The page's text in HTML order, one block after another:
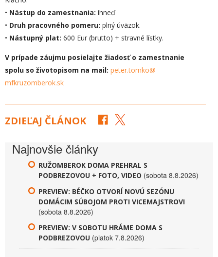
• Nástup do zamestnania: ihneď
• Druh pracovného pomeru: plný úväzok.
• Nástupný plat: 600 Eur (brutto) + stravné lístky.
V prípade záujmu posielajte žiadosť o zamestnanie
spolu so životopisom na mail: peter.tomko@
mfkruzomberok.sk
ZDIEĽAJ ČLÁNOK
Najnovšie články
RUŽOMBEROK DOMA PREHRAL S
PODBREZOVOU + FOTO, VIDEO (sobota 8.8.2026)
PREVIEW: BÉČKO OTVORÍ NOVÚ SEZÓNU
DOMÁCIM SÚBOJOM PROTI VICEMAJSTROVI
(sobota 8.8.2026)
PREVIEW: V SOBOTU HRÁME DOMA S
PODBREZOVOU (piatok 7.8.2026)